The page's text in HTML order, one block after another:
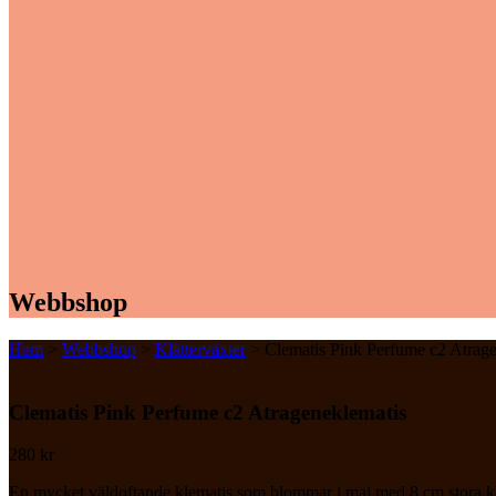
Webbshop
Hem > Webbshop > Klätterväxter> Clematis Pink Perfume c2
Clematis Pink Perfume c2 Atrageneklematis
280 kr